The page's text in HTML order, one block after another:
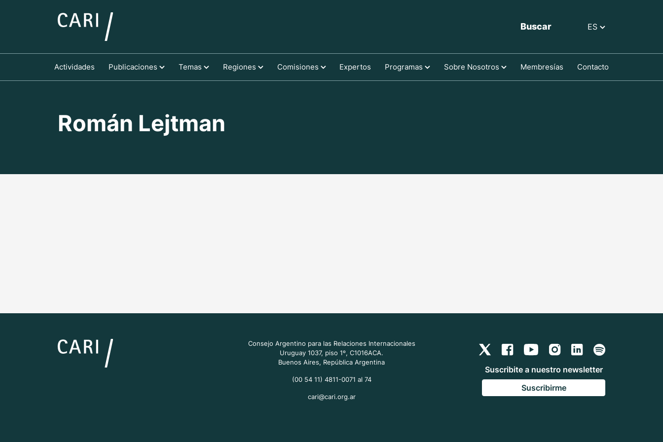
Buscar ES
Actividades Publicaciones Temas Regiones Comisiones Expertos Programas Sobre Nosotros Membresías Contacto
Román Lejtman
Consejo Argentino para las Relaciones Internacionales
Uruguay 1037, piso 1º, C1016ACA.
Buenos Aires, República Argentina
(00 54 11) 4811-0071 al 74
cari@cari.org.ar
Suscribite a nuestro newsletter
Suscribirme